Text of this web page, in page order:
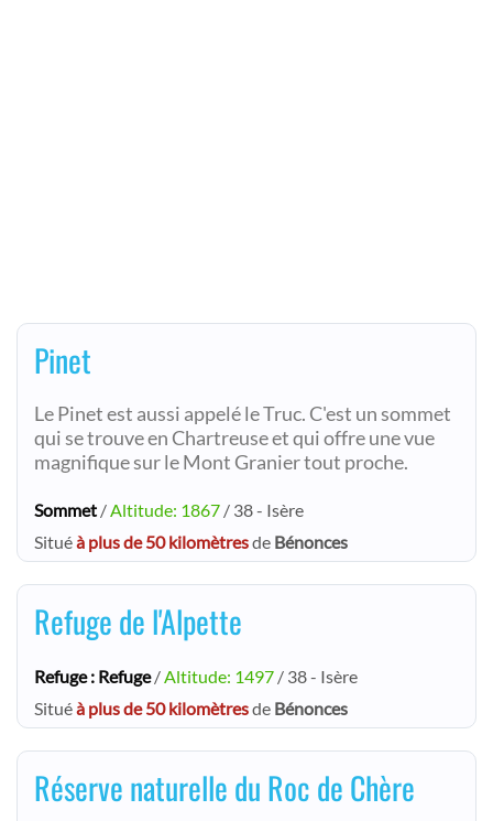
Pinet
Le Pinet est aussi appelé le Truc. C'est un sommet
qui se trouve en Chartreuse et qui offre une vue
magnifique sur le Mont Granier tout proche.
Sommet / Altitude: 1867 / 38 - Isère
Situéà plus de 50 kilomètresde Bénonces
Refuge de l'Alpette
Refuge : Refuge/ Altitude: 1497 / 38 - Isère
Situéà plus de 50 kilomètresde Bénonces
Réserve naturelle du Roc de Chère